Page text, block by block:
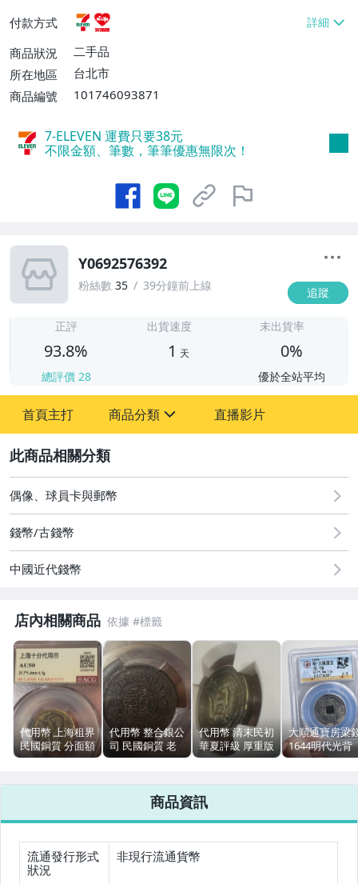
貨付款【免運費】
付款方式
商品狀況
二手品
所在地區
台北市
商品編號
101746093871
7-ELEVEN 運費只要38元
不限金額、筆數，筆筆優惠無限次！
Y0692576392
粉絲數 35 39分鐘前上線 追蹤
正評
93.8%
總評價 28
出貨速度
1 天
未出貨率
0%
優於全站平均
首頁主打 商品分類
圖書/影音/文具
古董、藝術與礦石
玩具、模型與公仔
偶像、球員卡與郵幣
女裝與服飾配件
手錶與飾品配件
女包精品與女鞋
運動、戶外與休閒
直播影片
偶像、球員卡與郵幣
錢幣/古錢幣
中國近代錢幣
店內相關商品
代用幣 上海租界
民國銅質 分面額
愛藏ACG評級
代用幣 整合銀公
司 民國銅質 老
上海 愛藏評級
代用幣 清末民初
華夏評級 厚重版
代價幣 古錢幣
大順通寶房梁
1644明代光背
公博78分 銅質
商品資訊
流通發行形式
狀況
非現行流通貨幣